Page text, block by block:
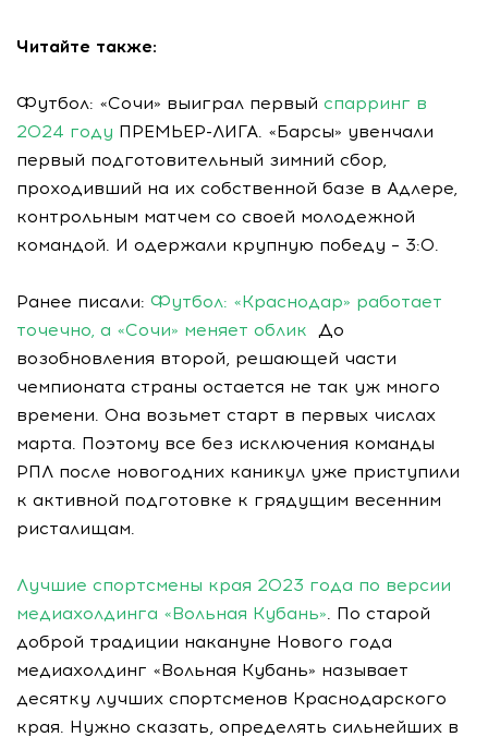
Читайте также:
Футбол: «Сочи» выиграл первый спарринг в
2024 году ПРЕМЬЕР-ЛИГА. «Барсы» увенчали
первый подготовительный зимний сбор,
проходивший на их собственной базе в Адлере,
контрольным матчем со своей молодежной
командой. И одержали крупную победу – 3:0.
Ранее писали: Футбол: «Краснодар» работает
точечно, а «Сочи» меняет облик До
возобновления второй, решающей части
чемпионата страны остается не так уж много
времени. Она возьмет старт в первых числах
марта. Поэтому все без исключения команды
РПЛ после новогодних каникул уже приступили
к активной подготовке к грядущим весенним
ристалищам.
Лучшие спортсмены края 2023 года по версии
медиахолдинга «Вольная Кубань». По старой
доброй традиции накануне Нового года
медиахолдинг «Вольная Кубань» называет
десятку лучших спортсменов Краснодарского
края. Нужно сказать, определять сильнейших в